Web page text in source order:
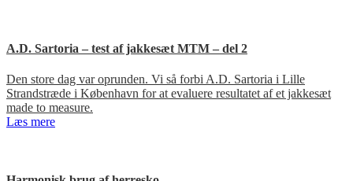
A.D. Sartoria – test af jakkesæt MTM – del 2
Den store dag var oprunden. Vi så forbi A.D. Sartoria i Lille
Strandstræde i København for at evaluere resultatet af et jakkesæt
made to measure.
Læs mere